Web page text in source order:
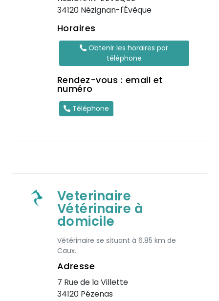
34120 Nézignan-l'Évêque
Horaires
Obtenir les horaires par
téléphone
Rendez-vous : email et
numéro
Téléphone
Veterinaire
Vétérinaire à
domicile
Vétérinaire se situant à 6.85 km de
Caux.
Adresse
7 Rue de la Villette
34120 Pézenas